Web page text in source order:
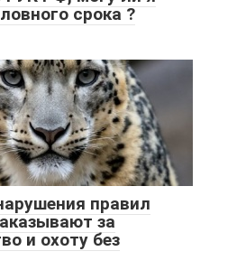
срока ?
правил
за
и охоту без